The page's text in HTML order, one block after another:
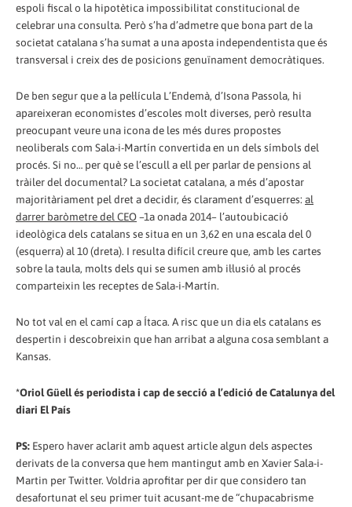
espoli fiscal o la hipotètica impossibilitat constitucional de
celebrar una consulta. Però s’ha d’admetre que bona part de la
societat catalana s’ha sumat a una aposta independentista que és
transversal i creix des de posicions genuïnament democràtiques.
De ben segur que a la pel·lícula L’Endemà, d’Isona Passola, hi
apareixeran economistes d’escoles molt diverses, però resulta
preocupant veure una icona de les més dures propostes
neoliberals com Sala-i-Martín convertida en un dels símbols del
procés. Si no… per què se l’escull a ell per parlar de pensions al
tràiler del documental? La societat catalana, a més d’apostar
majoritàriament pel dret a decidir, és clarament d’esquerres: al
darrer baròmetre del CEO–1a onada 2014– l’autoubicació
ideològica dels catalans se situa en un 3,62 en una escala del 0
(esquerra) al 10 (dreta). I resulta difícil creure que, amb les cartes
sobre la taula, molts dels qui se sumen amb il·lusió al procés
comparteixin les receptes de Sala-i-Martín.
No tot val en el camí cap a Ítaca. A risc que un dia els catalans es
despertin i descobreixin que han arribat a alguna cosa semblant a
Kansas.
*Oriol Güell és periodista i cap de secció a l’edició de Catalunya del
diari El País
PS: Espero haver aclarit amb aquest article algun dels aspectes
derivats de la conversa que hem mantingut amb en Xavier Sala-i-
Martin per Twitter. Voldria aprofitar per dir que considero tan
desafortunat el seu primer tuit acusant-me de “chupacabrisme